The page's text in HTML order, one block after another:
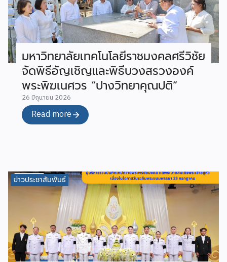
มหาวิทยาลัยเทคโนโลยีราชมงคลศรีวิชัย
จัดพิธีอัญเชิญและพิธีบวงสรวงองค์
พระพิฆเนศวร “ปางวิทยาคุณปติ”
26 มิถุนายน 2026
Read more
ข่าวประชาสัมพันธ์